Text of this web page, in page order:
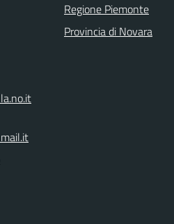
Regione Piemonte
Provincia di Novara